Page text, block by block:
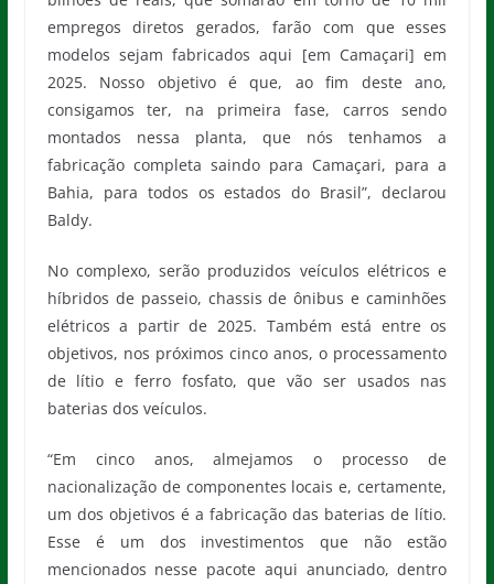
empregos diretos gerados, farão com que esses
modelos sejam fabricados aqui [em Camaçari] em
2025. Nosso objetivo é que, ao fim deste ano,
consigamos ter, na primeira fase, carros sendo
montados nessa planta, que nós tenhamos a
fabricação completa saindo para Camaçari, para a
Bahia, para todos os estados do Brasil”, declarou
Baldy.
No complexo, serão produzidos veículos elétricos e
híbridos de passeio, chassis de ônibus e caminhões
elétricos a partir de 2025. Também está entre os
objetivos, nos próximos cinco anos, o processamento
de lítio e ferro fosfato, que vão ser usados nas
baterias dos veículos.
“Em cinco anos, almejamos o processo de
nacionalização de componentes locais e, certamente,
um dos objetivos é a fabricação das baterias de lítio.
Esse é um dos investimentos que não estão
mencionados nesse pacote aqui anunciado, dentro